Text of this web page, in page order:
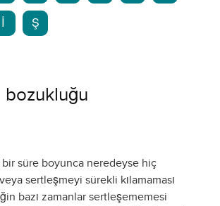
Ş
süre boyunca neredeyse hiç
sertleşmeyi sürekli kılamaması
bazı zamanlar sertleşememesi